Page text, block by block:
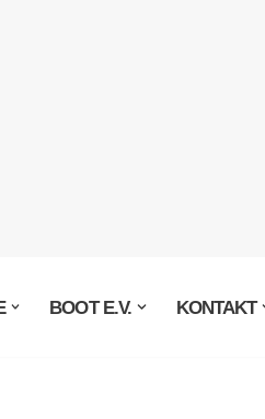
BOOT E.V. KONTAKT